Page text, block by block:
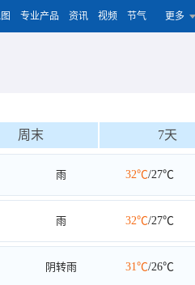
专业产品 资讯 视频 节气 更多
周末 7天
雨 32℃/27℃
雨 32℃/27℃
阴转雨 31℃/26℃